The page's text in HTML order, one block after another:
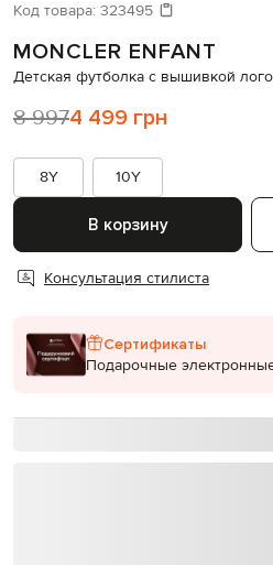
Код товара: 323495
MONCLER ENFANT
Детская футболка с вышивкой
8 9974 499 грн
8Y 10Y
В корзину
Консультация стилиста
Сертификаты
Подарочные